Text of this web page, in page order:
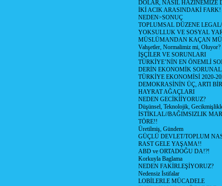
DOLAR, NASIL HAZİNEMİZE
İKİ ACIK ARASINDAKİ FARK!
NEDEN>SONUÇ
TOPLUMSAL DÜZENE
YOKSULLUK VE SOSYAL
MÜSLÜMANDAN KAÇAN
Vahşetler, Normalimiz mi, Oluyor?
İŞÇİLER VE SORUNLARI
TÜRKİYE’NİN EN ÖNEMLİ
DERİN EKONOMİK
TÜRKİYE EKONOMİSİ 2020-
DEMOKRASİNİN ÜÇ, ARTI
HAYRAT AĞAÇLARI
NEDEN GECİKİİYORUZ?
Düşünsel, Teknolojik,
İSTİKLAL//BAĞIMSIZLIK
TÖRE!!
Üretilmiş, Gündem
GÜÇLÜ DEVLET/TOPLUM
RAST GELE YAŞAMA!!
ABD ve ORTADOĞU DA!?!
Korkuyla Baglama
NEDEN FAKİRLEŞİYORUZ?
Nedensiz İstifalar
LOBİLERLE MÜCADELE